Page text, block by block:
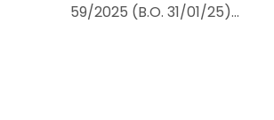
59/2025 (B.O. 31/01/25)...